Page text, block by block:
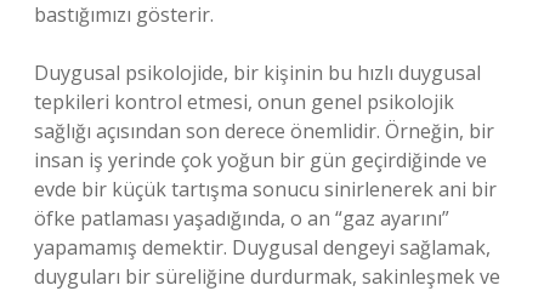
bastığımızı gösterir.
Duygusal psikolojide, bir kişinin bu hızlı duygusal
tepkileri kontrol etmesi, onun genel psikolojik
sağlığı açısından son derece önemlidir. Örneğin, bir
insan iş yerinde çok yoğun bir gün geçirdiğinde ve
evde bir küçük tartışma sonucu sinirlenerek ani bir
öfke patlaması yaşadığında, o an “gaz ayarını”
yapamamış demektir. Duygusal dengeyi sağlamak,
duyguları bir süreliğine durdurmak, sakinleşmek ve